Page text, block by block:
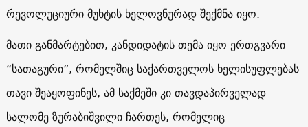
რევოლუციური მუხტის ხელოვნურად შექმნა იყო.
მათი განმარტებით, კანდიდატის თემა იყო ერთგვარი
“სათაგური”, რომელშიც საქართველოს ხელისუფლებას
თავი შეაყოფინეს, ამ საქმეში კი თავდაპირველად
სალომე ზურაბიშვილი ჩართეს, რომელიც